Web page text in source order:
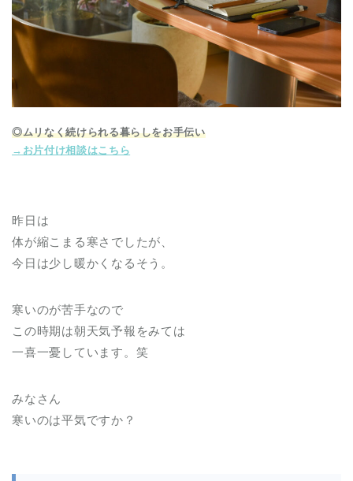
◎ムリなく続けられる暮らしをお手伝い
→お片付け相談はこちら
昨日は
体が縮こまる寒さでしたが、
今日は少し暖かくなるそう。
寒いのが苦手なので
この時期は朝天気予報をみては
一喜一憂しています。笑
みなさん
寒いのは平気ですか？